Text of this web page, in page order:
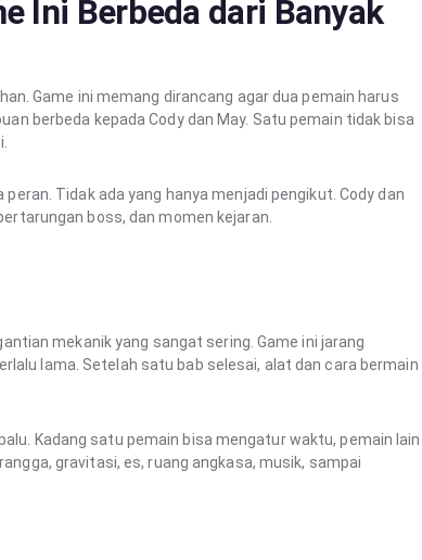
Ini Berbeda dari Banyak
Game ini memang dirancang agar dua pemain harus
berbeda kepada Cody dan May. Satu pemain tidak bisa
Tidak ada yang hanya menjadi pengikut. Cody dan
boss, dan momen kejaran.
mekanik yang sangat sering. Game ini jarang
lama. Setelah satu bab selesai, alat dan cara bermain
Kadang satu pemain bisa mengatur waktu, pemain lain
gravitasi, es, ruang angkasa, musik, sampai